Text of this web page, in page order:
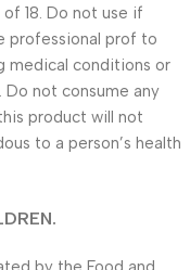
18. Do not use if
professional prof to
medical conditions or
not consume any
product will not
to a person’s health